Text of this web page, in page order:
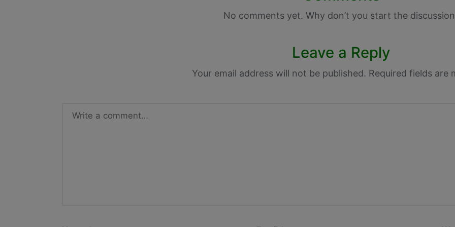
No comments yet. Why don’t you start the
Leave a Reply
Your email address will not be published. Required fields are